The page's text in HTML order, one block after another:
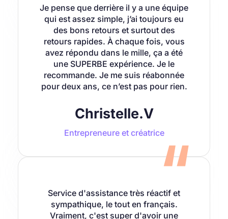
Je pense que derrière il y a une équipe
qui est assez simple, j’ai toujours eu
des bons retours et surtout des
retours rapides. À chaque fois, vous
avez répondu dans le mille, ça a été
une SUPERBE expérience. Je le
recommande. Je me suis réabonnée
pour deux ans, ce n’est pas pour rien.
Christelle.V
Entrepreneure et créatrice
Service d'assistance très réactif et
sympathique, le tout en français.
Vraiment, c'est super d'avoir une